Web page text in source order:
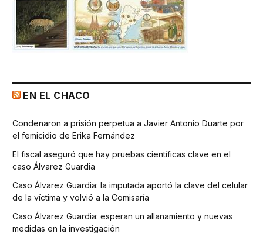
EN EL CHACO
Condenaron a prisión perpetua a Javier Antonio Duarte por
el femicidio de Erika Fernández
El fiscal aseguró que hay pruebas científicas clave en el
caso Álvarez Guardia
Caso Álvarez Guardia: la imputada aportó la clave del celular
de la víctima y volvió a la Comisaría
Caso Álvarez Guardia: esperan un allanamiento y nuevas
medidas en la investigación